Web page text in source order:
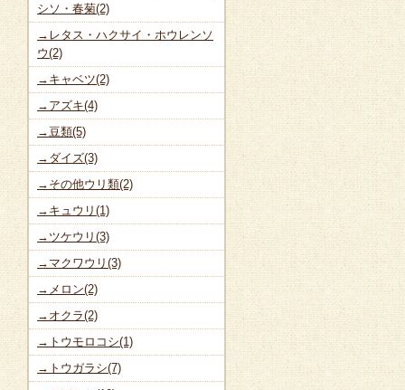
シソ・春菊(2)
→レタス・ハクサイ・ホウレンソ
ウ(2)
→キャベツ(2)
→アズキ(4)
→豆類(5)
→ダイズ(3)
→その他ウリ類(2)
→キュウリ(1)
→ツケウリ(3)
→マクワウリ(3)
→メロン(2)
→オクラ(2)
→トウモロコシ(1)
→トウガラシ(7)